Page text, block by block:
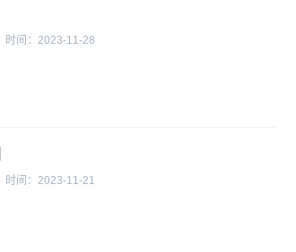
时间： 2023-11-28
时间： 2023-11-21